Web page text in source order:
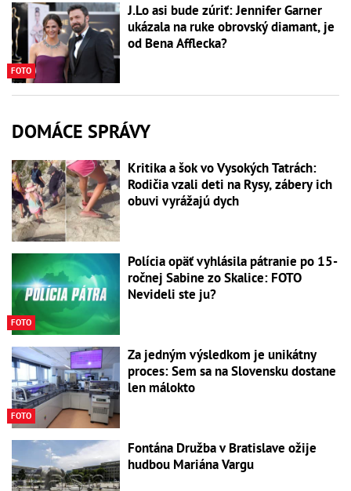
FOTO
J.Lo asi bude zúriť: Jennifer Garner
ukázala na ruke obrovský diamant, je
od Bena Afflecka?
DOMÁCE SPRÁVY
Kritika a šok vo Vysokých Tatrách:
Rodičia vzali deti na Rysy, zábery ich
obuvi vyrážajú dych
FOTO
Polícia opäť vyhlásila pátranie po 15-
ročnej Sabine zo Skalice: FOTO
Nevideli ste ju?
FOTO
Za jedným výsledkom je unikátny
proces: Sem sa na Slovensku dostane
len málokto
Fontána Družba v Bratislave ožije
hudbou Mariána Vargu